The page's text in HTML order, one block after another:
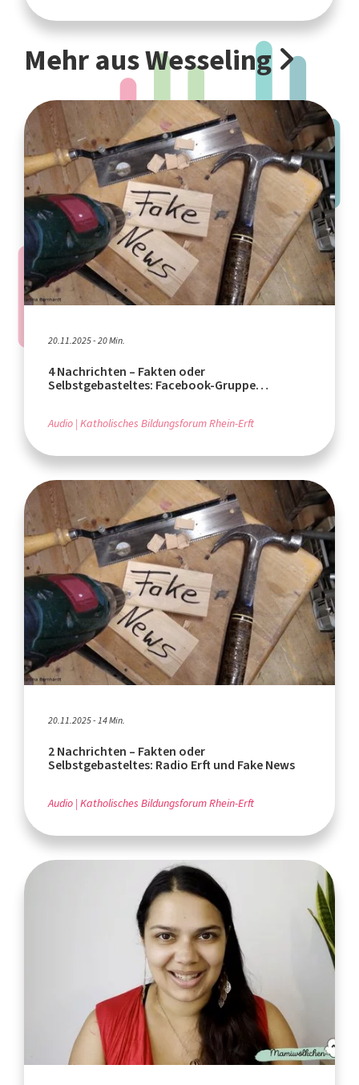
Mehr aus Wesseling
20.11.2025 - 20 Min.
4 Nachrichten – Fakten oder
Selbstgebasteltes: Facebook-Gruppe
Audio Katholisches Bildungsforum Rhein-Erft
20.11.2025 - 14 Min.
2 Nachrichten – Fakten oder
Selbstgebasteltes: Radio Erft und Fake News
Audio Katholisches Bildungsforum Rhein-Erft